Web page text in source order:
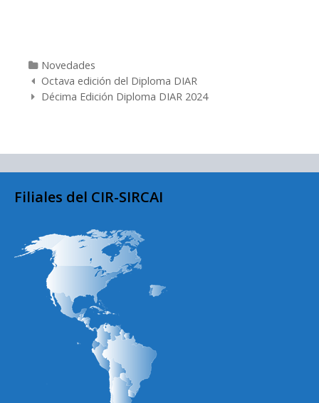
Categories
Novedades
Navegación de entradas
Octava edición del Diploma DIAR
Décima Edición Diploma DIAR 2024
Filiales del CIR-SIRCAI